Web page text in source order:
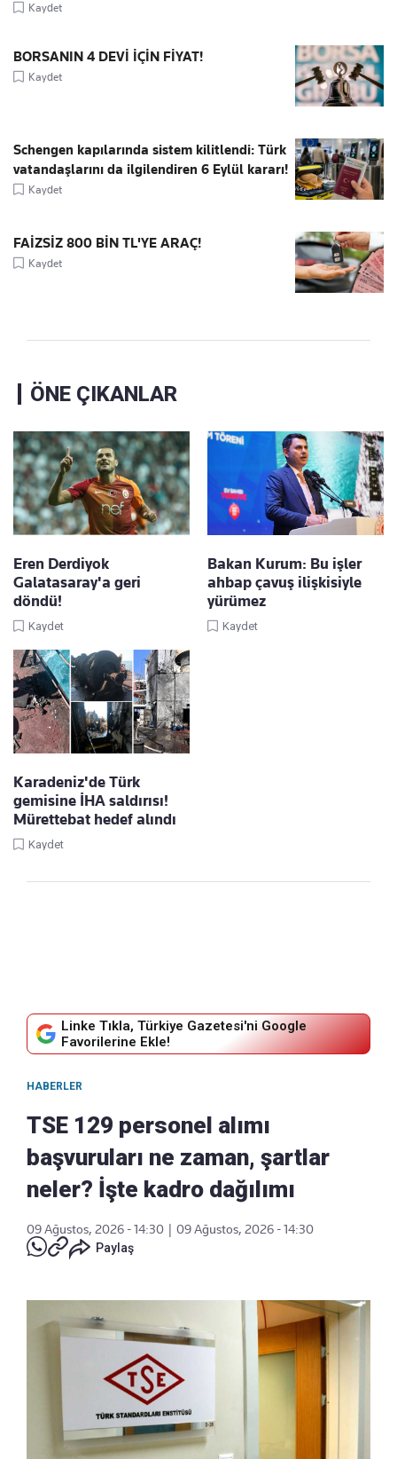
Kaydet
BORSANIN 4 DEVİ İÇİN FİYAT!
Kaydet
Schengen kapılarında sistem kilitlendi: Türk
vatandaşlarını da ilgilendiren 6 Eylül kararı!
Kaydet
FAİZSİZ 800 BİN TL'YE ARAÇ!
Kaydet
ÖNE ÇIKANLAR
Eren Derdiyok
Galatasaray'a geri
döndü!
Kaydet
Bakan Kurum: Bu işler
ahbap çavuş ilişkisiyle
yürümez
Kaydet
Karadeniz'de Türk
gemisine İHA saldırısı!
Mürettebat hedef alındı
Kaydet
Linke Tıkla, Türkiye Gazetesi'ni Google
Favorilerine Ekle!
HABERLER
TSE 129 personel alımı
başvuruları ne zaman, şartlar
neler? İşte kadro dağılımı
09 Ağustos, 2026 - 14:30
09 Ağustos, 2026 - 14:30
Paylaş